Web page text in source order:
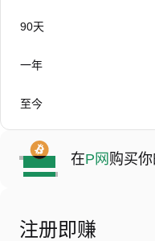
90天
一年
至今
在P网 购买
注册即赚